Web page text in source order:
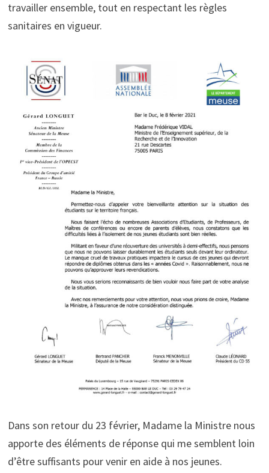
travailler ensemble, tout en respectant les règles
sanitaires en vigueur.
Dans son retour du 23 février, Madame la Ministre nous
apporte des éléments de réponse qui me semblent loin
d’être suffisants pour venir en aide à nos jeunes.